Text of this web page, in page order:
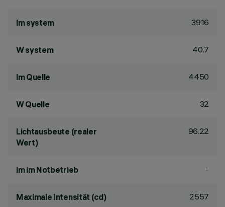
lm system 3916
W system 40.7
lm Quelle 4450
W Quelle 32
Lichtausbeute (realer
Wert)
96.22
lm im Notbetrieb -
Maximale Intensität (cd) 2557